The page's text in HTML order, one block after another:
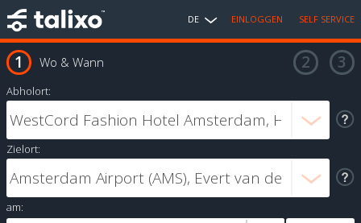
DE EINLOGGEN SELF SERVICE
Wo & Wann
Abholort:
Zielort:
am: